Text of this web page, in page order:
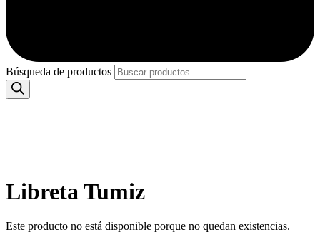
Búsqueda de productos
Libreta Tumiz
Este producto no está disponible porque no quedan existencias.